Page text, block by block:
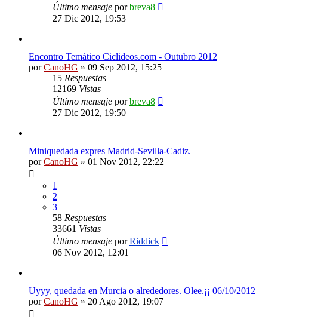
Último mensaje porbreva8
27 Dic 2012, 19:53
Encontro Temático Ciclideos.com - Outubro 2012
porCanoHG » 09 Sep 2012, 15:25
15 Respuestas
12169 Vistas
Último mensaje porbreva8
27 Dic 2012, 19:50
Miniquedada expres Madrid-Sevilla-Cadiz.
porCanoHG » 01 Nov 2012, 22:22
1
2
3
58 Respuestas
33661 Vistas
Último mensaje porRiddick
06 Nov 2012, 12:01
Uyyy, quedada en Murcia o alrededores. Olee.¡¡ 06/10/2012
porCanoHG » 20 Ago 2012, 19:07